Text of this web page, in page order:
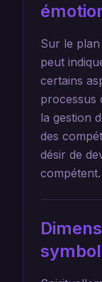
Sur le
peut
certains
processus
la gestion
des
désir de
compétent.